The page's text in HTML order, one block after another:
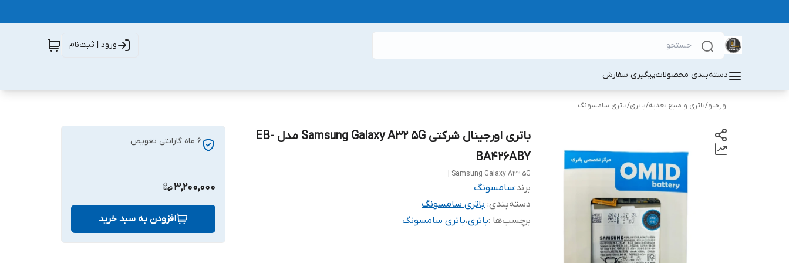
ورود | ثبت‌نام
دسته‌بندی محصولاتپیگیری سفارش
اورجیو/باتری و منبع تغذیه/باتری/باتری سامسونگ
باتری اورجینال شرکتی Samsung Galaxy A32 5G مدل EB-
BA426ABY
Samsung Galaxy A32 5G |
برند:سامسونگ
دسته‌بندی: باتری سامسونگ
برچسب‌ها :باتری،باتری سامسونگ
6 ماه گارانتی تعویض
3,200,000
افزودن به سبد خرید